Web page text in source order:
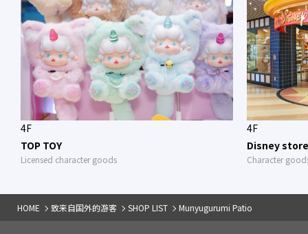
4F
TOP TOY
Licensed character goods
4F
Disney store
Character
HOME 致来自国外的游客 SHOP LIST Munyugurumi Patio